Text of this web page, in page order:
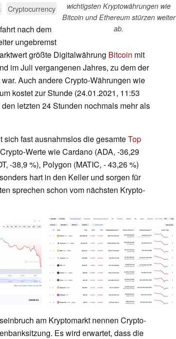
wichtigsten Kryptowährungen wie
Bitcoin und Ethereum stürzen weiter
ab.
Cryptocurrency
nach dem
ungebremst
größte Digitalwährung Bitcoin mit
im Juli vergangenen Jahres, zu dem der
Auch andere Crypto-Währungen wie
kostet zur Stunde (24.01.2021, 11:53
letzten 24 Stunden nochmals mehr als
fast ausnahmslos die gesamteTop
Werte wie Cardano (ADA, -36,29
-38,9 %), Polygon (MATIC, - 43,26 %)
hart in den Keller und sorgen für
sprechen schon vom nächsten Krypto-
am Kryptomarkt nennen Crypto-
Es wird erwartet, dass die